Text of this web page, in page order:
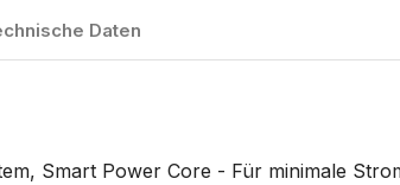
Daten
Smart Power Core - Für minimale